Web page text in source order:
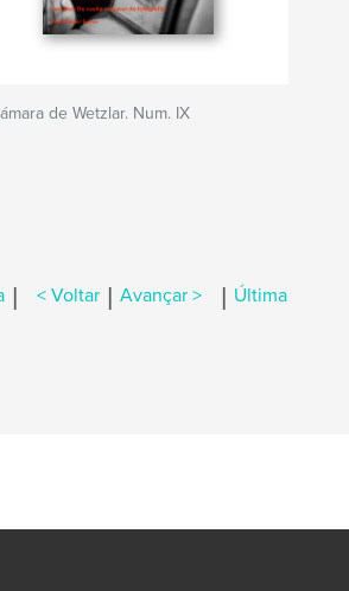
de Wetzlar. Num. IX
| < Voltar | Avançar > | Última